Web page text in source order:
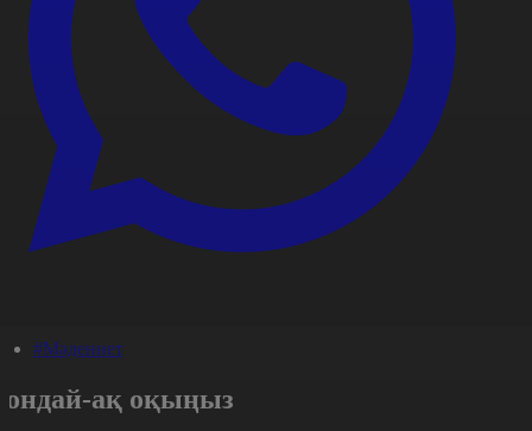
#Мәдениет
ақ оқыңыз